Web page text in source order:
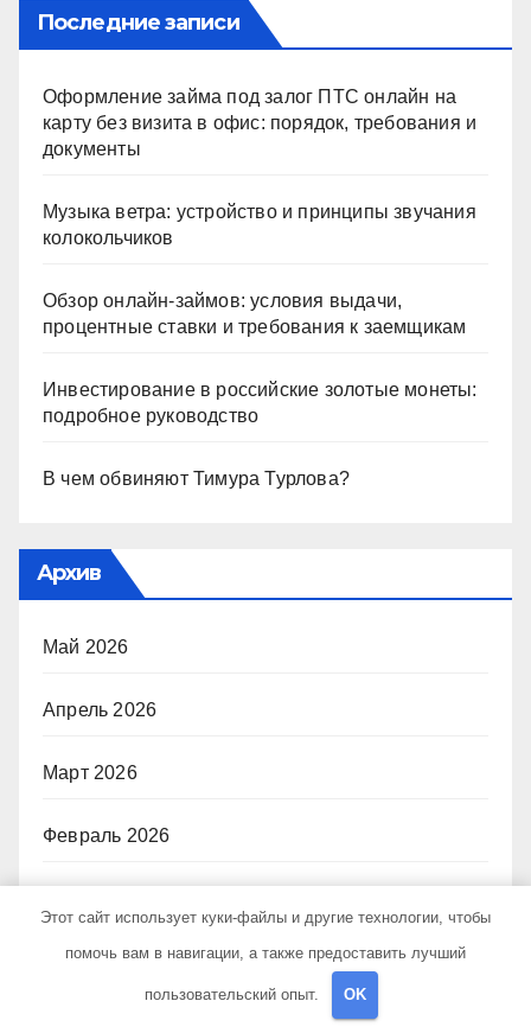
Последние записи
Оформление займа под залог ПТС онлайн на
карту без визита в офис: порядок, требования и
документы
Музыка ветра: устройство и принципы звучания
колокольчиков
Обзор онлайн-займов: условия выдачи,
процентные ставки и требования к заемщикам
Инвестирование в российские золотые монеты:
подробное руководство
В чем обвиняют Тимура Турлова?
Архив
Май 2026
Апрель 2026
Март 2026
Февраль 2026
Октябрь 2024
Этот сайт использует куки-файлы и другие технологии, чтобы
помочь вам в навигации, а также предоставить лучший
пользовательский опыт. OK